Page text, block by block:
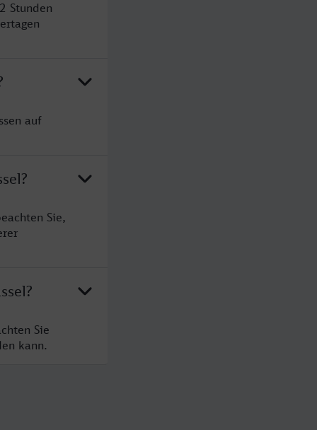
Stunden
auf
Sie,
Sie
kann.